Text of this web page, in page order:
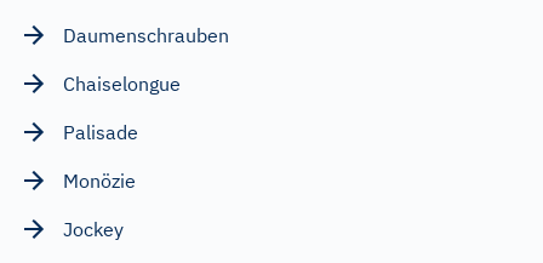
Daumenschrauben
Chaiselongue
Palisade
Monözie
Jockey